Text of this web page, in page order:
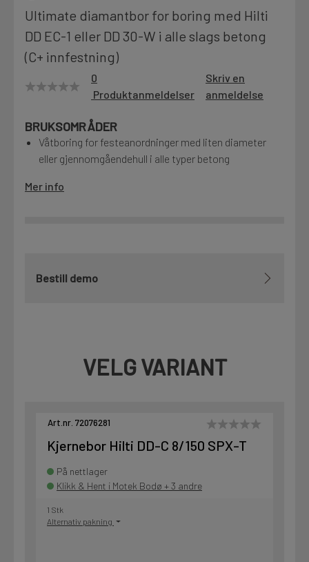
Motek
Finn butikk
Kontakt og åpningstider
Kontakt
Fra rådgivning til sporing av ordre
Ultimate diamantbor for boring med Hilti
DD EC-1 eller DD 30-W i alle slags betong
(C+ innfestning)
0
Produktanmeldelser
Skriv en
anmeldelse
BRUKSOMRÅDER
Våtboring for festeanordninger med liten diameter
eller gjennomgåendehull i alle typer betong
Mer info
Bestill demo
VELG VARIANT
Art.nr. 72076281
Kjernebor Hilti DD-C 8/150 SPX-T
På nettlager
Klikk & Hent i Motek Bodø + 3 andre
1 Stk
Alternativ pakning